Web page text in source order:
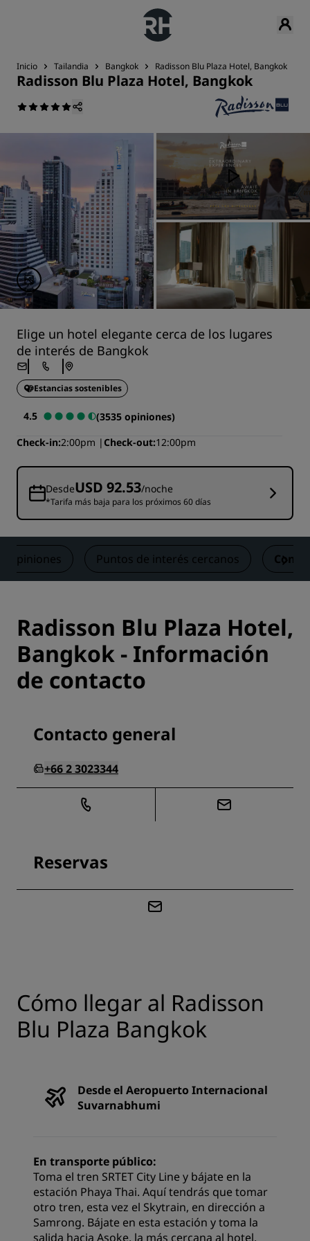
Inicio Tailandia Bangkok Radisson Blu Plaza Hotel, Bangkok
Radisson Blu Plaza Hotel, Bangkok
Elige un hotel elegante cerca de los lugares
de interés de Bangkok
Estancias sostenibles
4.5
(3535 opiniones)
Check-in 2:00pm Check-out 12:00pm
DesdeUSD 92.53/noche
*Tarifa más baja para los próximos 60 días
Opiniones Puntos de interés cercanos
Radisson Blu Plaza Hotel,
Bangkok - Información
de contacto
Contacto general
+66 2 3023344
Reservas
Cómo llegar al Radisson
Blu Plaza Bangkok
Desde el Aeropuerto Internacional
Suvarnabhumi
En transporte público:
Toma el tren SRTET City Line y bájate en la
estación Phaya Thai. Aquí tendrás que tomar
otro tren, esta vez el Skytrain, en dirección a
Samrong. Bájate en esta estación y toma la
salida hacia Asoke, la más cercana al hotel.